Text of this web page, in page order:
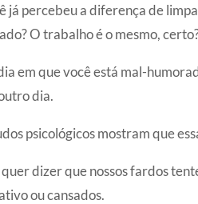
já percebeu a diferença de
O trabalho é o mesmo,
em que você está mal-
dia.
psicológicos mostram que
quer dizer que nossos fardos
ou cansados.